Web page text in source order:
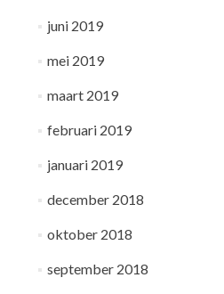
juni 2019
mei 2019
maart 2019
februari 2019
januari 2019
december 2018
oktober 2018
september 2018